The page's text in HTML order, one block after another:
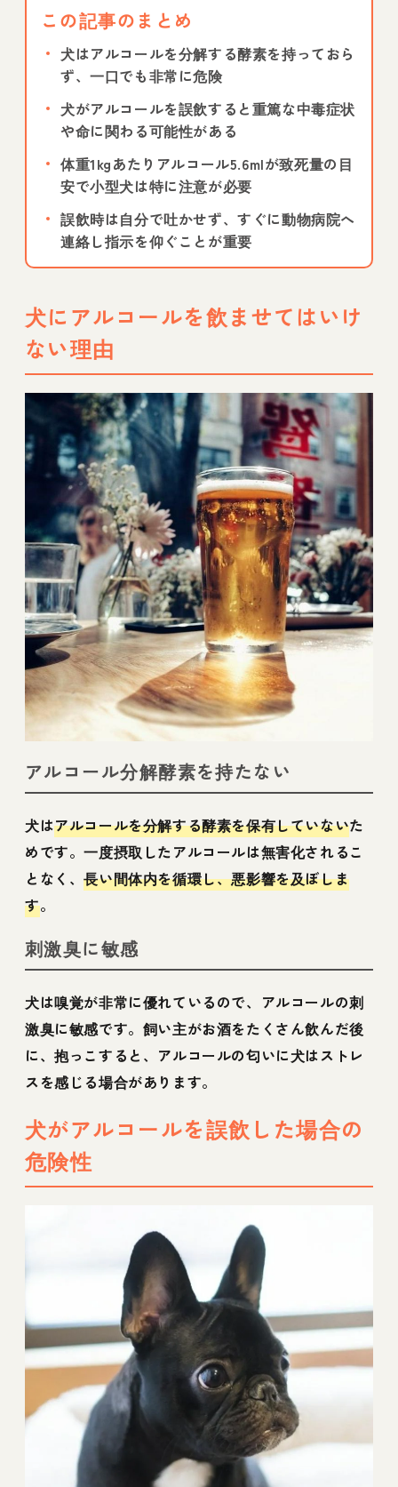
この記事のまとめ
犬はアルコールを分解する酵素を持っておら
ず、一口でも非常に危険
犬がアルコールを誤飲すると重篤な中毒症状
や命に関わる可能性がある
体重1kgあたりアルコール5.6mlが致死量の目
安で小型犬は特に注意が必要
誤飲時は自分で吐かせず、すぐに動物病院へ
連絡し指示を仰ぐことが重要
犬にアルコールを飲ませてはいけ
ない理由
アルコール分解酵素を持たない
犬はアルコールを分解する酵素を保有していないた
めです。一度摂取したアルコールは無害化されるこ
となく、長い間体内を循環し、悪影響を及ぼしま
す。
刺激臭に敏感
犬は嗅覚が非常に優れているので、アルコールの刺
激臭に敏感です。飼い主がお酒をたくさん飲んだ後
に、抱っこすると、アルコールの匂いに犬はストレ
スを感じる場合があります。
犬がアルコールを誤飲した場合の
危険性